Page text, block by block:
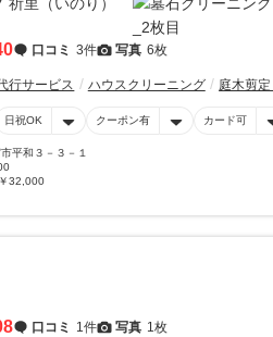
口コミ 3件 写真 6枚
行サービス ハウスクリーニング 庭木剪
日祝OK クーポン有 カード可
平和３－３－１
32,000
口コミ 1件 写真 1枚